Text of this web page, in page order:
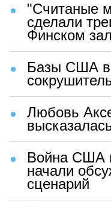
"Считаные
сделали
Финском
Базы США в
Любовь
Война США
начали
сценарий